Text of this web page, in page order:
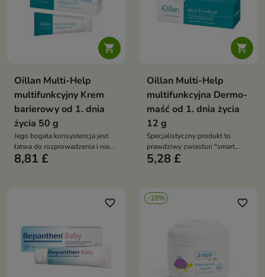

Oillan Multi-Help
multifunkcyjny Krem
barierowy od 1. dnia
życia 50 g
Jego bogata konsystencja jest
łatwa do rozprowadzenia i nie
pozostawia białych śladów
8,81 £

Oillan Multi-Help
multifunkcyjna Dermo-
maść od 1. dnia życia
12 g
Specjalistyczny produkt to
prawdziwy zwiastun "smart
pielęgnacji"
5,28 £
favorite_border -18% favorite_border